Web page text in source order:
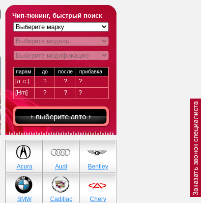
Чип-тюнинг, быстрый поиск
парам. до после прибавка
[л. с.] ? ?
?
[Hm]
? ? ?
↑ выберите авто ↑
Acura Audi Bentley
BMW Cadillac Chery